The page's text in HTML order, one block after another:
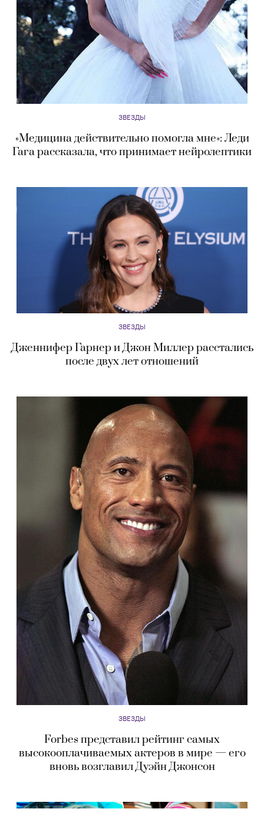
ЗВЕЗДЫ
«Медицина действительно помогла мне»: Леди
Гага рассказала, что принимает нейролептики
ЗВЕЗДЫ
Дженнифер Гарнер и Джон Миллер расстались
после двух лет отношений
ЗВЕЗДЫ
Forbes представил рейтинг самых
высокооплачиваемых актеров в мире — его
вновь возглавил Дуэйн Джонсон